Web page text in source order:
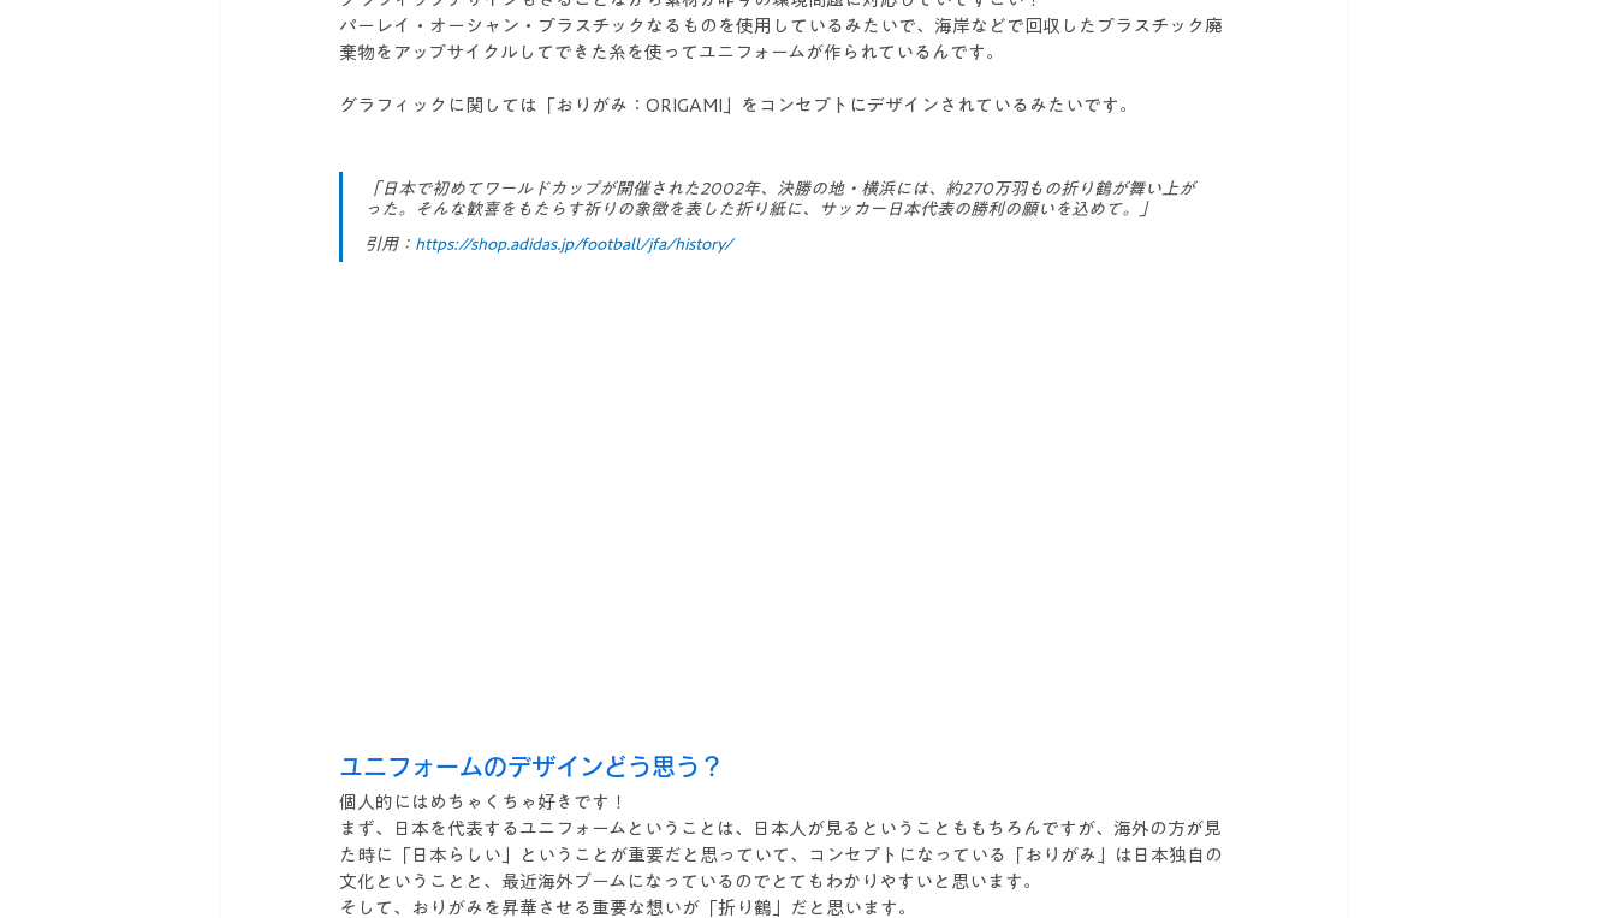
パーレイ・オーシャン・プラスチックなるものを使用しているみたいで、海岸などで回収したプラスチック廃
棄物をアップサイクルしてできた糸を使ってユニフォームが作られているんです。
グラフィックに関しては「おりがみ：ORIGAMI」をコンセプトにデザインされているみたいです。
「日本で初めてワールドカップが開催された2002年、決勝の地・横浜には、約270万羽もの折り鶴が舞い上が
った。そんな歓喜をもたらす祈りの象徴を表した折り紙に、サッカー日本代表の勝利の願いを込めて。」
引用： https://shop.adidas.jp/football/jfa/history/
ユニフォームのデザインどう思う？
個人的にはめちゃくちゃ好きです！
まず、日本を代表するユニフォームということは、日本人が見るということももちろんですが、海外の方が見
た時に「日本らしい」ということが重要だと思っていて、コンセプトになっている「おりがみ」は日本独自の
文化ということと、最近海外ブームになっているのでとてもわかりやすいと思います。
そして、おりがみを昇華させる重要な想いが「折り鶴」だと思います。